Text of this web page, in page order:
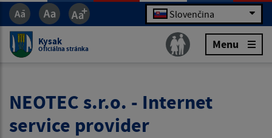
Slovenčina
Kysak
Oficiálna stránka Menu
NEOTEC s.r.o. - Internet
service provider